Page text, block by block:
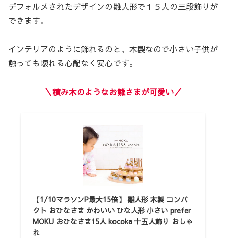
デフォルメされたデザインの雛人形で１５人の三段飾りが
できます。
インテリアのように飾れるのと、木製なので小さい子供が
触っても壊れる心配なく安心です。
＼積み木のようなお雛さまが可愛い／
【1/10マラソンP最大15倍】 雛人形 木製 コンパ
クト おひなさま かわいい ひな人形 小さい prefer
MOKU おひなさま15人 kocoka 十五人飾り おしゃ
れ